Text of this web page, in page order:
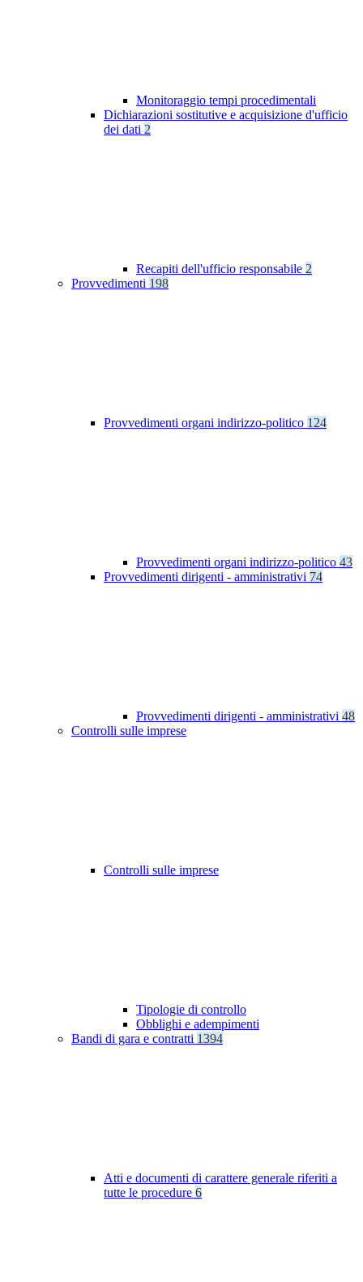
Monitoraggio tempi procedimentali
Dichiarazioni sostitutive e acquisizione d'ufficio
dei dati 2
Recapiti dell'ufficio responsabile 2
Provvedimenti 198
Provvedimenti organi indirizzo-politico 124
Provvedimenti organi indirizzo-politico 43
Provvedimenti dirigenti - amministrativi 74
Provvedimenti dirigenti - amministrativi 48
Controlli sulle imprese
Controlli sulle imprese
Tipologie di controllo
Obblighi e adempimenti
Bandi di gara e contratti 1394
Atti e documenti di carattere generale riferiti a
tutte le procedure 6